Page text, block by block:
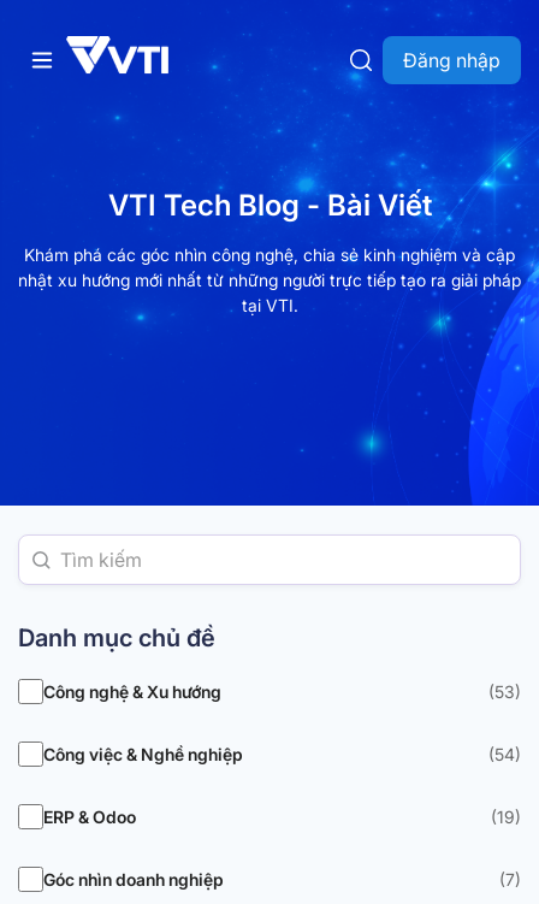
Đăng nhập
VTI Tech Blog - Bài Viết
Khám phá các góc nhìn công nghệ, chia sẻ kinh nghiệm và cập
nhật xu hướng mới nhất từ những người trực tiếp tạo ra giải pháp
tại VTI.
Danh mục chủ đề
Công nghệ & Xu hướng (53)
Công việc & Nghề nghiệp (54)
ERP & Odoo (19)
Góc nhìn doanh nghiệp (7)